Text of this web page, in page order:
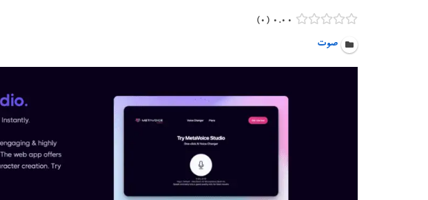
۰.۰۰ ۰
صوت